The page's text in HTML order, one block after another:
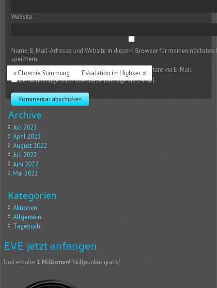
Website
Name, E-Mail-Adresse und Website in diesem Browser für meinen
speichern.
Benachrichtige mich über nachfolgende Kommentare via E-Mail.
Benachrichtige mich über neue Beiträge via E-Mail.
« Clownie Stimmung Eskalation im Highsec »
Archive
Juli 2023
April 2023
August 2022
Juli 2022
Juni 2022
Mai 2022
Kategorien
Aktionen
Allgemein
Tagebuch
EVE jetzt anfangen
Und erhalte 1 Millionen! Skillpunkte gratis!